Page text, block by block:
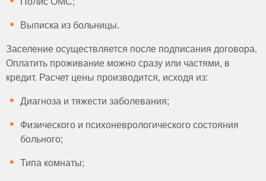
Выписка из больницы.
Заселение осуществляется после подписания договора.
Оплатить проживание можно сразу или частями, в
кредит. Расчет цены производится, исходя из:
Диагноза и тяжести заболевания;
Физического и психоневрологического состояния
больного;
Типа комнаты;